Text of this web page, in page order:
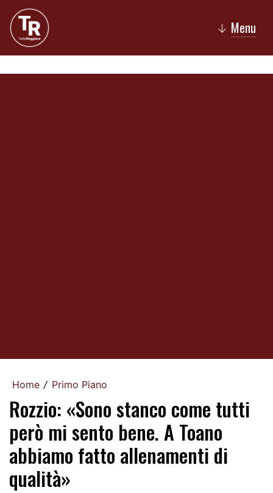
↓ Menu
Home / Primo Piano
Rozzio: «Sono stanco come tutti
però mi sento bene. A Toano
abbiamo fatto allenamenti di
qualità»